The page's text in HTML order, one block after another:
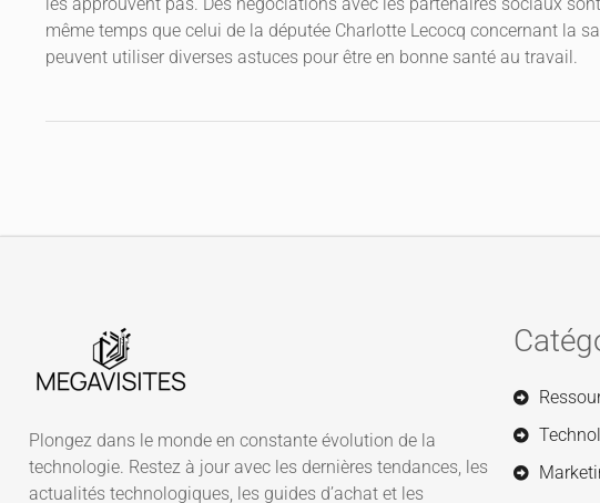
les approuvent pas. Des négociations avec les partenaires sociaux
même temps que celui de la députée Charlotte Lecocq concernant la
peuvent utiliser diverses astuces pour être en bonne santé au travail.
Plongez dans le monde en constante évolution de la
technologie. Restez à jour avec les dernières tendances, les
actualités technologiques, les guides d’achat et les